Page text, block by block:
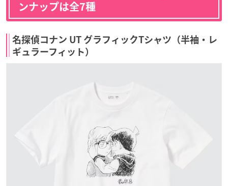
ンナップは全7種
名探偵コナン UT グラフィックTシャツ（半袖・レ
ギュラーフィット）